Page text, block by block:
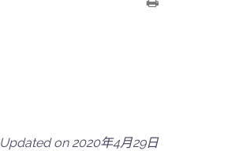
Updated on 2020年4月29日